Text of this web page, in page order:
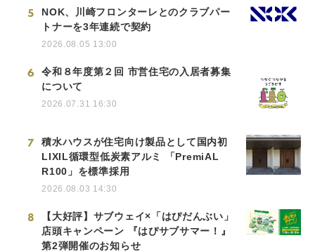
5
NOK、川崎フロンターレとのクラブパー
トナーを3年連続で契約
2026.08.05 13:00
6
令和８年度第２回 市営住宅の入居者募集
について
2026.07.31 16:30
7
積水ハウスが住宅向け製品として国内初
LIXIL循環型低炭素アルミ 「PremiAL
R100」を標準採用
2026.08.03 14:30
8
【大好評】サブウェイ×「はぴだんぶい」
店頭キャンペーン 『はぴサブサマー！』
第2弾開催のお知らせ